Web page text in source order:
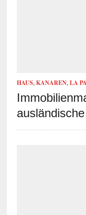
HAUS, KANAREN, LA